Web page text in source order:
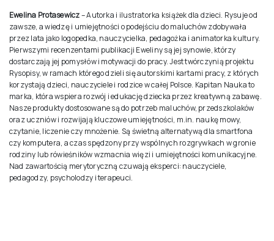
Ewelina Protasewicz– Autorka i ilustratorka książek dla dzieci. Rysuje od
zawsze, a wiedzę i umiejętności o podejściu do maluchów zdobywała
przez lata jako logopedka, nauczycielka, pedagożka i animatorka kultury.
Pierwszymi recenzentami publikacji Eweliny są jej synowie, którzy
dostarczają jej pomysłów i motywacji do pracy. Jest twórczynią projektu
Rysopisy, w ramach którego dzieli się autorskimi kartami pracy, z których
korzystają dzieci, nauczyciele i rodzice w całej Polsce. Kapitan Nauka to
marka, która wspiera rozwój i edukację dziecka przez kreatywną zabawę.
Nasze produkty dostosowane są do potrzeb maluchów, przedszkolaków
oraz uczniów i rozwijają kluczowe umiejętności, m.in. naukę mowy,
czytanie, liczenie czy mnożenie. Są świetną alternatywą dla smartfona
czy komputera, a czas spędzony przy wspólnych rozgrywkach w gronie
rodziny lub rówieśników wzmacnia więzi i umiejętności komunikacyjne.
Nad zawartością merytoryczną czuwają eksperci: nauczyciele,
pedagodzy, psycholodzy i terapeuci.